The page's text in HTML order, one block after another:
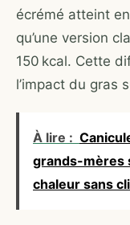
écrémé atteint
qu’une version
150 kcal. Cette
l’impact du gras
À lire :
grands-mères
chaleur sans